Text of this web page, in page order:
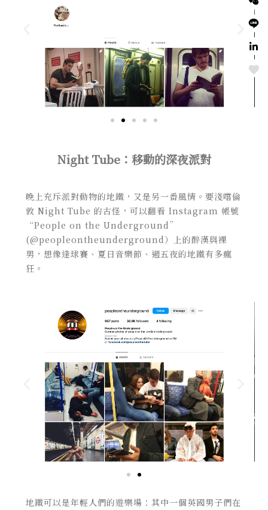
Night Tube：移動的深夜派對
晚上充斥派對動物的地鐵，又是另一番風情。要淺嚐倫
敦 Night Tube 的古怪，可以翻看 Instagram 帳號
“People on the Underground”
(@peopleontheunderground）上的醉漢與裸
男，想像逢球賽、夏日音樂節、週五夜的地鐵有多瘋
狂。
地鐵可以是年輕人們的遊樂場：其中一個英國男子們在
Love